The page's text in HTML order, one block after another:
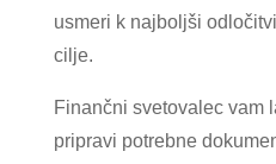
usmeri k najboljši
cilje.
Finančni svetovalec vam
pripravi potrebne